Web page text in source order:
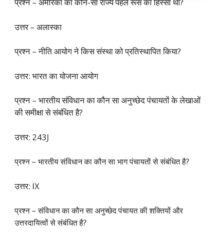
प्रश्न – अमेरिका का कौन-सा राज्य पहले रूस का हिस्सा था?
उत्तर – अलास्का
प्रश्न – नीति आयोग ने किस संस्था को प्रतिस्थापित किया?
उत्तर: भारत का योजना आयोग
प्रश्न – भारतीय संविधान का कौन सा अनुच्छेद पंचायतों के लेखाओं
की समीक्षा से संबंधित है?
उत्तर: 243J
प्रश्न – भारतीय संविधान का कौन सा भाग पंचायतों से संबंधित है?
उत्तर: IX
प्रश्न – संविधान का कौन सा अनुच्छेद पंचायत की शक्तियों और
उत्तरदायित्वों से संबंधित है?